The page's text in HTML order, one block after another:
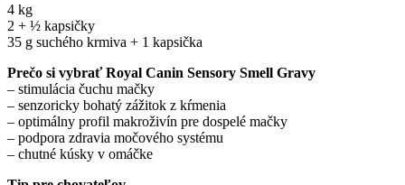
4 kg
2 + ½ kapsičky
35 g suchého krmiva + 1 kapsička
Prečo si vybrať Royal Canin Sensory Smell Gravy
– stimulácia čuchu mačky
– senzoricky bohatý zážitok z kŕmenia
– optimálny profil makroživín pre dospelé mačky
– podpora zdravia močového systému
– chutné kúsky v omáčke